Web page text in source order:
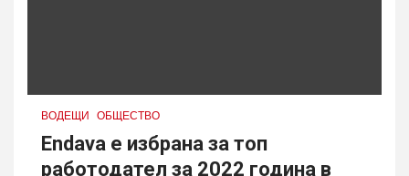
ВОДЕЩИ ОБЩЕСТВО
Endava е избрана за топ
работодател за 2022 година в